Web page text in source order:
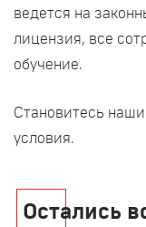
ведется на
лицензия, все
обучение.
Становитесь
условия.
Остались